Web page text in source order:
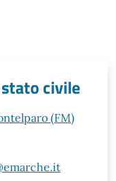
civile
(FM)